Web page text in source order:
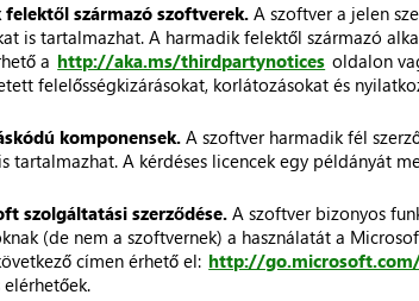
felektől származó szoftverek. A szoftver a jelen
is tartalmazhat. A harmadik felektől származó
a http://aka.ms/thirdpartynotices oldalon
felelősségkizárásokat, korlátozásokat és
komponensek. A szoftver harmadik fél
tartalmazhat. A kérdéses licencek egy példányát
szolgáltatási szerződése. A szoftver bizonyos
(de nem a szoftvernek) a használatát a
címen érhető el: http://